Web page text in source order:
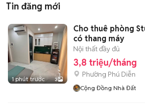
Tin đăng mới
1 phút trước 3
Cho thuê phòng
có thang máy
Nội thất đầy đủ
3,8 triệu/tháng
Phường Phú Diễn
Cộng Đồng Nhà Đất